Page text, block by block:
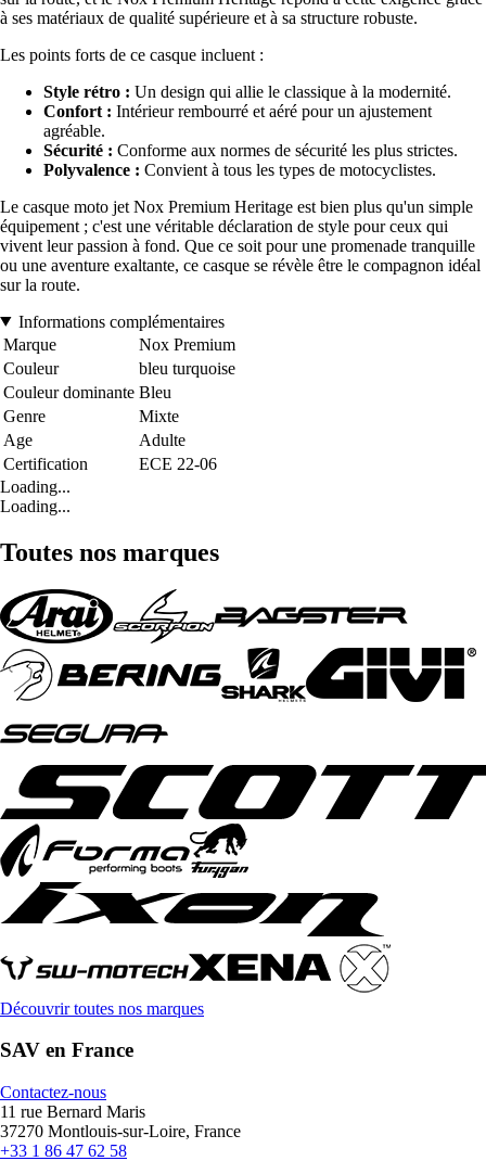
à ses matériaux de qualité supérieure et à sa structure robuste.
Les points forts de ce casque incluent :
Style rétro : Un design qui allie le classique à la modernité.
Confort : Intérieur rembourré et aéré pour un ajustement
agréable.
Sécurité : Conforme aux normes de sécurité les plus strictes.
Polyvalence : Convient à tous les types de motocyclistes.
Le casque moto jet Nox Premium Heritage est bien plus qu'un simple
équipement ; c'est une véritable déclaration de style pour ceux qui
vivent leur passion à fond. Que ce soit pour une promenade tranquille
ou une aventure exaltante, ce casque se révèle être le compagnon idéal
sur la route.
Informations complémentaires
Marque
Nox Premium
Couleur
bleu turquoise
Couleur dominante Bleu
Genre
Mixte
Age
Adulte
Certification
ECE 22-06
Loading...
Loading...
Toutes nos marques
Découvrir toutes nos marques
SAV en France
Contactez-nous
11 rue Bernard Maris
37270 Montlouis-sur-Loire, France
+33 1 86 47 62 58